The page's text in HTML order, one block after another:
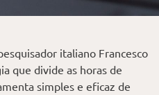
italiano Francesco
que divide as horas de
simples e eficaz de